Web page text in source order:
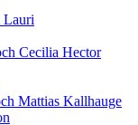
Lauri
Cecilia Hector
Mattias Kallhauge